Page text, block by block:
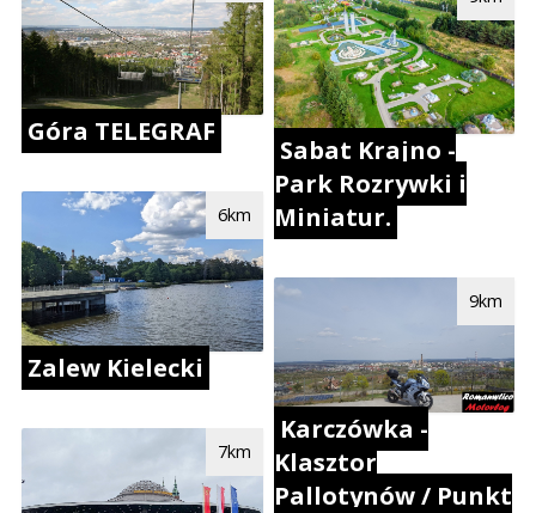
Góra TELEGRAF
Zalew Kielecki
6km
7km
Sabat Krajno -
Park Rozrywki i
Miniatur.
Karczówka -
Klasztor
Pallotynów / Punkt
9km